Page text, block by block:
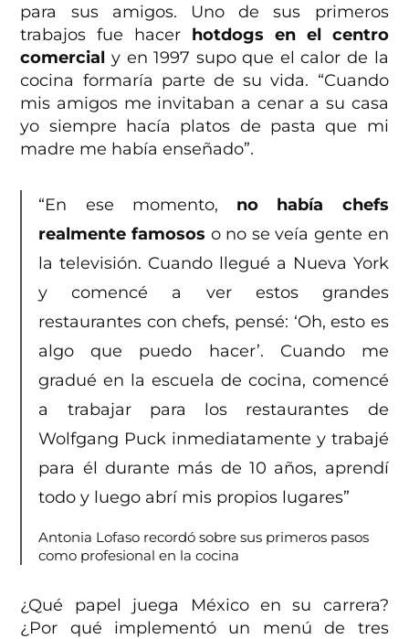
para sus amigos. Uno de sus primeros
trabajos fue hacer hotdogs en el centro
comercial y en 1997 supo que el calor de la
cocina formaría parte de su vida. “Cuando
mis amigos me invitaban a cenar a su casa
yo siempre hacía platos de pasta que mi
madre me había enseñado”.
“En ese momento, no había chefs
realmente famosos o no se veía gente en
la televisión. Cuando llegué a Nueva York
y comencé a ver estos grandes
restaurantes con chefs, pensé: ‘Oh, esto es
algo que puedo hacer’. Cuando me
gradué en la escuela de cocina, comencé
a trabajar para los restaurantes de
Wolfgang Puck inmediatamente y trabajé
para él durante más de 10 años, aprendí
todo y luego abrí mis propios lugares”
Antonia Lofaso recordó sobre sus primeros pasos
como profesional en la cocina
¿Qué papel juega México en su carrera?
¿Por qué implementó un menú de tres